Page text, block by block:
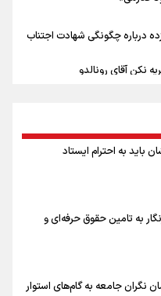
درباره چگونگی شهادت اجتناب
درباره شیوه بازی تیم ملی
مذهبی
باید به احترام ایستاد
به تامین حقوق حرفه‌ای و
نگران جامعه به گام‌های استوار